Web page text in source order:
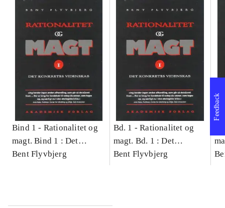
Bind 1 - Rationalitet og
magt. Bind 1 : Det
konkretes videnskab
Bent Flyvbjerg
Bd. 1 -Rationalitet og
magt. Bd. 1 : Det
konkretes videnskab
Bent Flyvbjerg
Feedback